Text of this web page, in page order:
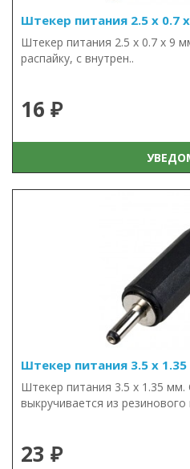
Штекер питания 2.5 х 0.7
Штекер питания 2.5 х 0.7 х 9
распайку, с внутрен..
16 ₽
Штекер питания 3.5 х
Штекер питания 3.5 х 1.35
выкручивается из резинового
23 ₽